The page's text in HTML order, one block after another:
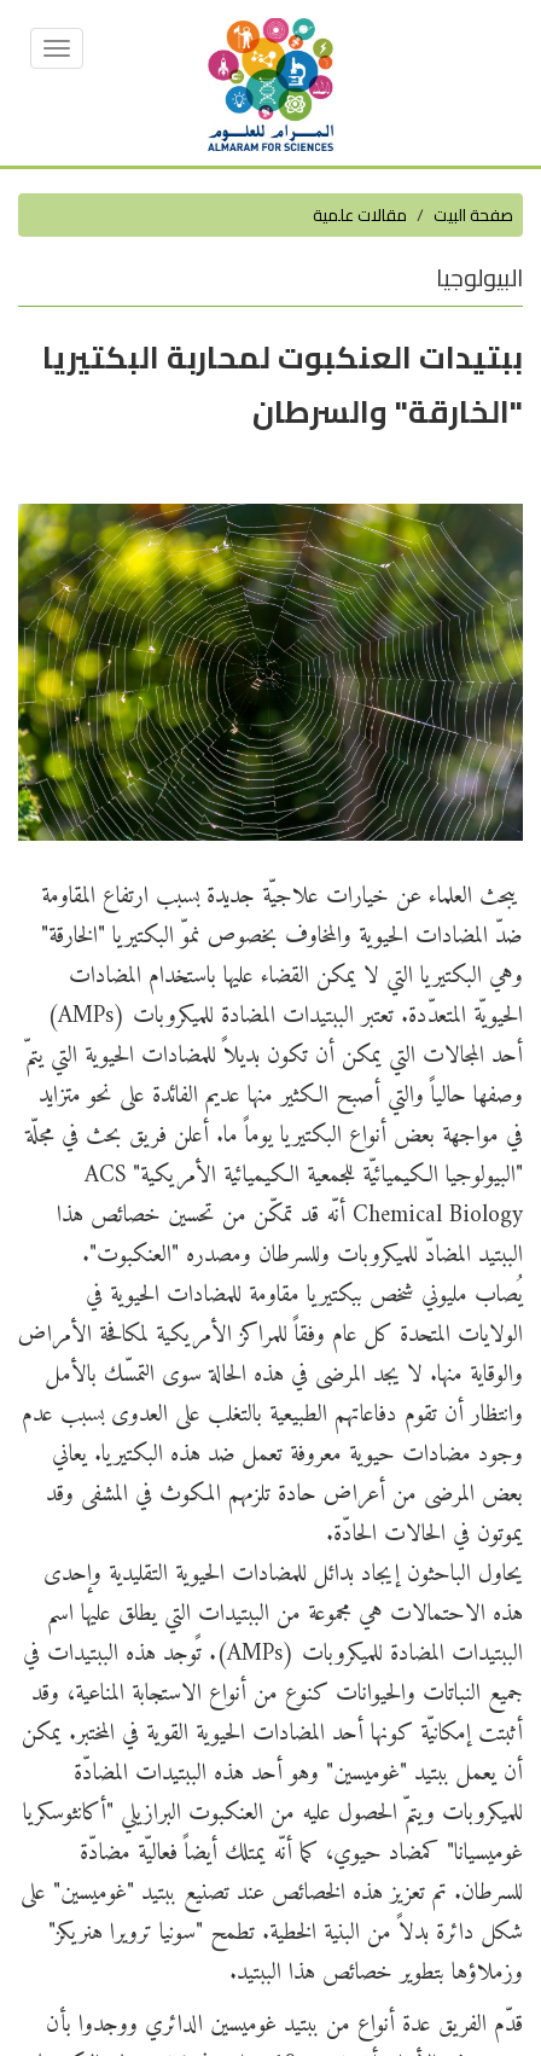
Toggle
صفحة البيت مقالات علمية
البيولوجيا
ببتيدات العنكبوت لمحاربة البكتيريا
"الخارقة" والسرطان
يبحث العلماء عن خيارات علاجيّة جديدة بسبب ارتفاع المقاومة
ضدّ المضادات الحيوية والمخاوف بخصوص نموّ البكتيريا "الخارقة"
وهي البكتيريا التي لا يمكن القضاء عليها باستخدام المضادات
الحيويّة المتعدّدة. تعتبر الببتيدات المضادة للميكروبات (AMPs)
أحد المجالات التي يمكن أن تكون بديلاً للمضادات الحيوية التي يتمّ
وصفها حالياً والتي أصبح الكثير منها عديم الفائدة على نحو متزايد
في مواجهة بعض أنواع البكتيريا يوماً ما. أعلن فريق بحث في مجلّة
"البيولوجيا الكيميائيّة للجمعية الكيميائية الأمريكية" ACS
Chemical Biology أنّه قد تمكّن من تحسين خصائص هذا
الببتيد المضادّ للميكروبات وللسرطان ومصدره "العنكبوت".
يُصاب مليوني شخص ببكتيريا مقاومة للمضادات الحيوية في
الولايات المتحدة كل عام وفقاً للمراكز الأمريكية لمكافحة الأمراض
والوقاية منها. لا يجد المرضى في هذه الحالة سوى التمسّك بالأمل
وانتظار أن تقوم دفاعاتهم الطبيعية بالتغلب على العدوى بسبب عدم
وجود مضادات حيوية معروفة تعمل ضد هذه البكتيريا. يعاني
بعض المرضى من أعراض حادة تلزمهم المكوث في المشفى وقد
يموتون في الحالات الحادّة.
يحاول الباحثون إيجاد بدائل للمضادات الحيوية التقليدية وإحدى
هذه الاحتمالات هي مجموعة من الببتيدات التي يطلق عليها اسم
الببتيدات المضادة للميكروبات (AMPs). تًوجد هذه الببتيدات في
جميع النباتات والحيوانات كنوع من أنواع الاستجابة المناعية، وقد
أثبتت إمكانيّة كونها أحد المضادات الحيوية القوية في المختبر. يمكن
أن يعمل ببتيد "غوميسين" وهو أحد هذه الببتيدات المضادّة
للميكروبات ويتمّ الحصول عليه من العنكبوت البرازيلي "أكانثوسكريا
غوميسيانا" كمضاد حيوي، كما أنّه يمتلك أيضاً فعاليّة مضادّة
للسرطان. تم تعزيز هذه الخصائص عند تصنيع ببتيد "غوميسين" على
شكل دائرة بدلاً من البنية الخطية. تطمح "سونيا ترويرا هنريكز"
وزملاؤها بتطوير خصائص هذا الببتيد.
قدّم الفريق عدة أنواع من ببتيد غوميسين الدائري ووجدوا بأن